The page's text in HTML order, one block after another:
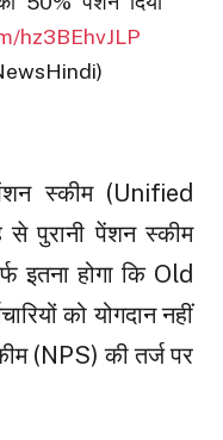
hz3BEhvJLP
स्कीम (Unified
पुरानी पेंशन स्कीम
इतना होगा कि Old
को योगदान नहीं
(NPS) की तर्ज पर